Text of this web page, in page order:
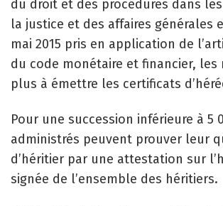
du droit et des procédures dans
la justice et des affaires générales
mai 2015 pris en application de
du code monétaire et financier, les
plus à émettre les certificats
Pour une succession inférieure à 5
administrés peuvent prouver leur
d’héritier par une attestation sur
signée de l’ensemble des héritiers.